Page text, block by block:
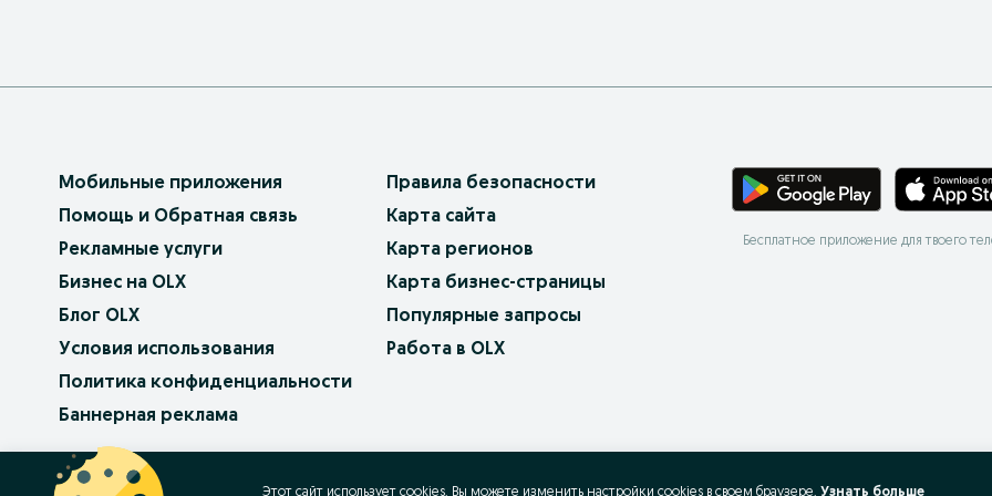
Мобильные приложения
Помощь и Обратная связь
Рекламные услуги
Бизнес на OLX
Блог OLX
Условия использования
Политика конфиденциальности
Баннерная реклама
Правила безопасности
Карта сайта
Карта регионов
Карта бизнес-страницы
Популярные запросы
Работа в OLX
Бесплатное приложение для твоего
OLX.bg
Этот сайт использует cookies. Вы можете изменить настройки cookies в своeм браузере. Узнать больше